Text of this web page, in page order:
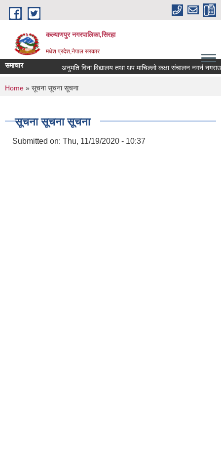
Skip to main content
कल्याणपुर नगरपालिका,सिरहा
मधेश प्रदेश,नेपाल सरकार
समाचार अनुमति विना विद्यालय तथा थप माचिल्लो कक्षा संचालन नगर्न नगराउन
You are here
Home » सूचना सूचना सूचना
सूचना सूचना सूचना
Submitted on: Thu, 11/19/2020 - 10:37